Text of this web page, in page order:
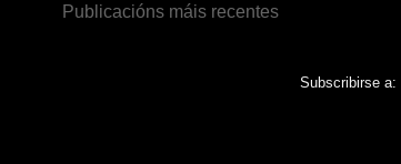
Publicacións máis recentes
Subscribirse a: